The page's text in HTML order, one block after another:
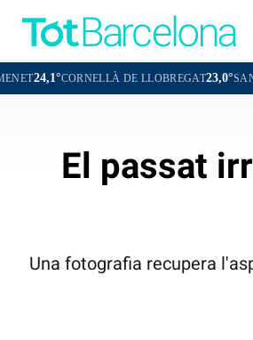
DE LLOBREGAT23,0°SANT BOI DE
El passat
Una fotografia recupera